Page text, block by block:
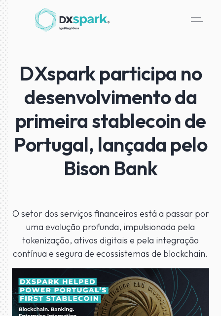
DXspark participa no
desenvolvimento da
primeira stablecoin de
Portugal, lançada pelo
Bison Bank
O setor dos serviços financeiros está a passar por
uma evolução profunda, impulsionada pela
tokenização, ativos digitais e pela integração
contínua e segura de ecossistemas de blockchain.